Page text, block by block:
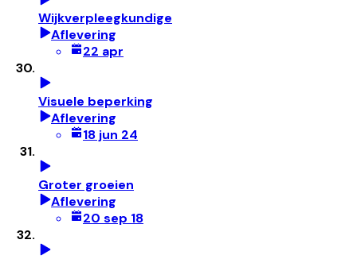
Wijkverpleegkundige
Aflevering
22 apr
Visuele beperking
Aflevering
18 jun 24
Groter groeien
Aflevering
20 sep 18